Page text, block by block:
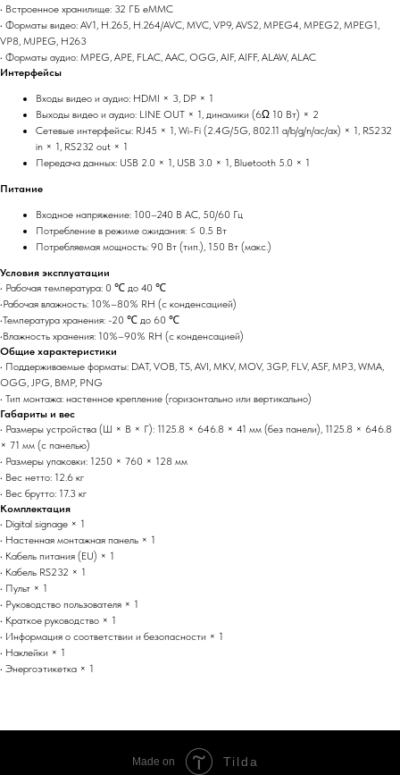
• Встроенное хранилище: 32 ГБ eMMC
• Форматы видео: AV1, H.265, H.264/AVC, MVC, VP9, AVS2, MPEG4, MPEG2, MPEG1,
VP8, MJPEG, H263
• Форматы аудио: MPEG, APE, FLAC, AAC, OGG, AIF, AIFF, ALAW, ALAC
Интерфейсы
Входы видео и аудио: HDMI × 3, DP × 1
Выходы видео и аудио: LINE OUT × 1, динамики (6Ω 10 Вт) × 2
Сетевые интерфейсы: RJ45 × 1, Wi-Fi (2.4G/5G, 802.11 a/b/g/n/ac/ax) × 1, RS232
in × 1, RS232 out × 1
Передача данных: USB 2.0 × 1, USB 3.0 × 1, Bluetooth 5.0 × 1
Питание
Входное напряжение: 100–240 В AC, 50/60 Гц
Потребление в режиме ожидания: ≤ 0.5 Вт
Потребляемая мощность: 90 Вт (тип.), 150 Вт (макс.)
Условия эксплуатации
• Рабочая температура: 0 ℃ до 40 ℃
•Рабочая влажность: 10%–80% RH (с конденсацией)
•Температура хранения: -20 ℃ до 60 ℃
•Влажность хранения: 10%–90% RH (с конденсацией)
Общие характеристики
• Поддерживаемые форматы: DAT, VOB, TS, AVI, MKV, MOV, 3GP, FLV, ASF, MP3, WMA,
OGG, JPG, BMP, PNG
• Тип монтажа: настенное крепление (горизонтально или вертикально)
Габариты и вес
• Размеры устройства (Ш × В × Г): 1125.8 × 646.8 × 41 мм (без панели), 1125.8 × 646.8
× 71 мм (с панелью)
• Размеры упаковки: 1250 × 760 × 128 мм
• Вес нетто: 12.6 кг
• Вес брутто: 17.3 кг
Комплектация
• Digital signage × 1
• Настенная монтажная панель × 1
• Кабель питания (EU) × 1
• Кабель RS232 × 1
• Пульт × 1
• Руководство пользователя × 1
• Краткое руководство × 1
• Информация о соответствии и безопасности × 1
• Наклейки × 1
• Энергоэтикетка × 1
Made on Tilda